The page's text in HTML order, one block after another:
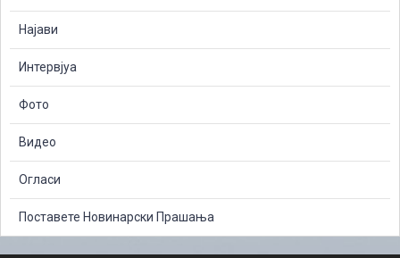
Најави
Интервјуа
Фото
Видео
Огласи
Поставете Новинарски Прашања